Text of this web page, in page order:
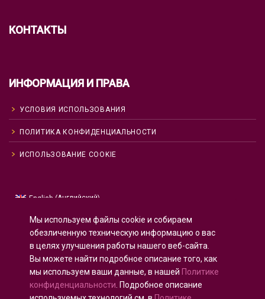
КОНТАКТЫ
ИНФОРМАЦИЯ И ПРАВА
УСЛОВИЯ ИСПОЛЬЗОВАНИЯ
ПОЛИТИКА КОНФИДЕНЦИАЛЬНОСТИ
ИСПОЛЬЗОВАНИЕ COOKIE
English (Английский)
Русский
Español(Испанский)
Français( Французский )
العربية( Арабский )
Мы используем файлы cookie и собираем
обезличенную техническую информацию о вас
в целях улучшения работы нашего веб-сайта.
Вы можете найти подробное описание того, как
мы используем ваши данные, в нашей Политике
конфиденциальности . Подробное описание